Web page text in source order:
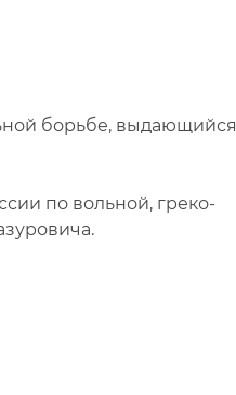
борьбе, выдающийся
по вольной, греко-